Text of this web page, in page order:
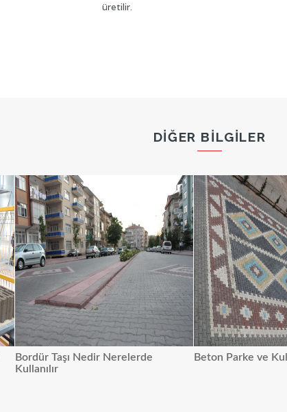
üretilir.
DIĞER BILGILER
Bordür Taşı Nedir Nerelerde
Kullanılır
Beton Parke ve